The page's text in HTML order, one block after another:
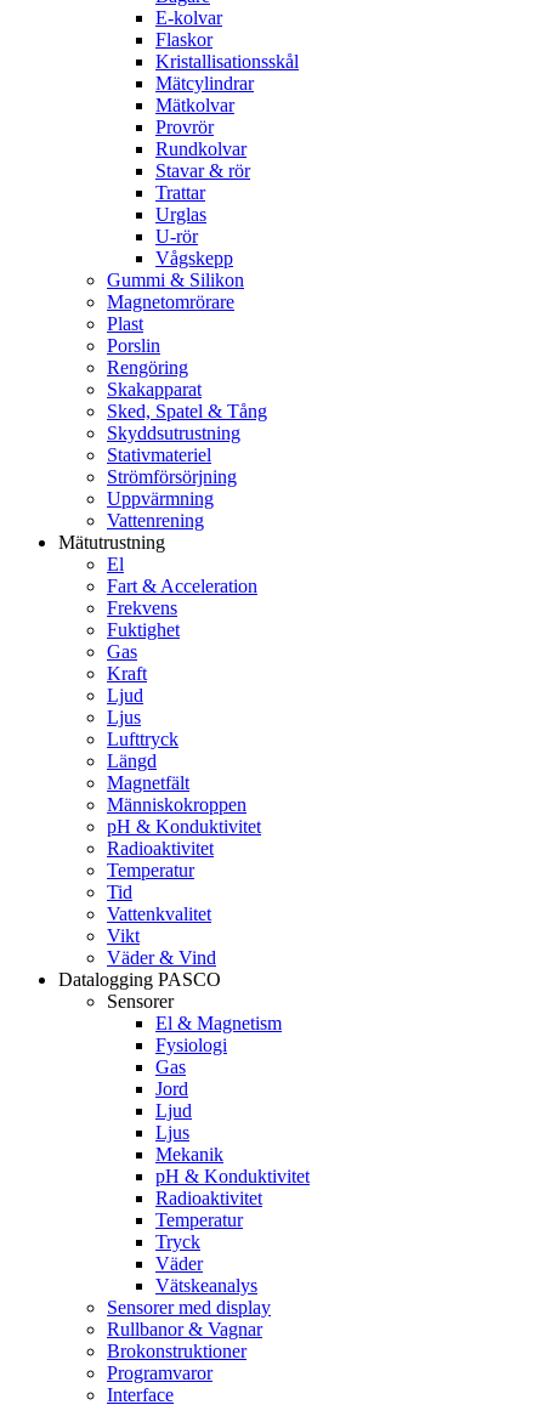
E-kolvar
Flaskor
Kristallisationsskål
Mätcylindrar
Mätkolvar
Provrör
Rundkolvar
Stavar & rör
Trattar
Urglas
U-rör
Vågskepp
Gummi & Silikon
Magnetomrörare
Plast
Porslin
Rengöring
Skakapparat
Sked, Spatel & Tång
Skyddsutrustning
Stativmateriel
Strömförsörjning
Uppvärmning
Vattenrening
Mätutrustning
El
Fart & Acceleration
Frekvens
Fuktighet
Gas
Kraft
Ljud
Ljus
Lufttryck
Längd
Magnetfält
Människokroppen
pH & Konduktivitet
Radioaktivitet
Temperatur
Tid
Vattenkvalitet
Vikt
Väder & Vind
Datalogging PASCO
Sensorer
El & Magnetism
Fysiologi
Gas
Jord
Ljud
Ljus
Mekanik
pH & Konduktivitet
Radioaktivitet
Temperatur
Tryck
Väder
Vätskeanalys
Sensorer med display
Rullbanor & Vagnar
Brokonstruktioner
Programvaror
Interface